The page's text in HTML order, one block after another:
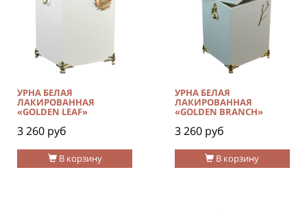
В корзину
УРНА БЕЛАЯ
ЛАКИРОВАННАЯ
«GOLDEN LEAF»
3 260 руб
В корзину
УРНА БЕЛАЯ
ЛАКИРОВАННАЯ
«GOLDEN BRANCH»
3 260 руб